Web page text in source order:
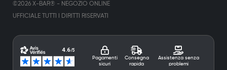
©2026 X-BAR® - NEGOZIO ONLINE
UFFICIALE TUTTI I DIRITTI RISERVATI
Pagamenti
sicuri
Consegna
rapida
Assistenza senza
problemi